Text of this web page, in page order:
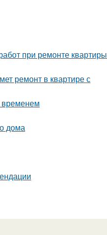
при ремонте
ремонт в квартире с
временем
дома